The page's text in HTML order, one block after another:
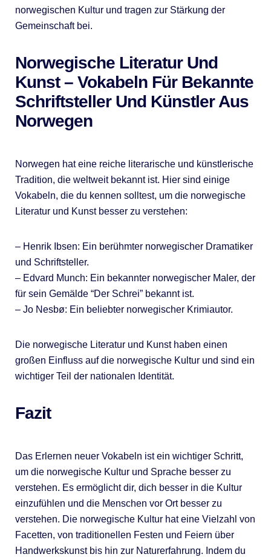
norwegischen Kultur und tragen zur Stärkung der
Gemeinschaft bei.
Norwegische Literatur Und
Kunst – Vokabeln Für Bekannte
Schriftsteller Und Künstler Aus
Norwegen
Norwegen hat eine reiche literarische und künstlerische
Tradition, die weltweit bekannt ist. Hier sind einige
Vokabeln, die du kennen solltest, um die norwegische
Literatur und Kunst besser zu verstehen:
– Henrik Ibsen: Ein berühmter norwegischer Dramatiker
und Schriftsteller.
– Edvard Munch: Ein bekannter norwegischer Maler, der
für sein Gemälde “Der Schrei” bekannt ist.
– Jo Nesbø: Ein beliebter norwegischer Krimiautor.
Die norwegische Literatur und Kunst haben einen
großen Einfluss auf die norwegische Kultur und sind ein
wichtiger Teil der nationalen Identität.
Fazit
Das Erlernen neuer Vokabeln ist ein wichtiger Schritt,
um die norwegische Kultur und Sprache besser zu
verstehen. Es ermöglicht dir, dich besser in die Kultur
einzufühlen und die Menschen vor Ort besser zu
verstehen. Die norwegische Kultur hat eine Vielzahl von
Facetten, von traditionellen Festen und Feiern über
Handwerkskunst bis hin zur Naturerfahrung. Indem du